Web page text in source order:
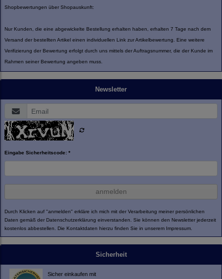
Shopbewertungen über Shopauskunft:
Nur Kunden, die eine abgewickelte Bestellung erhalten haben, erhalten 7 Tage nach dem
Versand der bestellten Artikel einen individuellen Link zur Artikelbewertung. Eine weitere
Verifizierung der Bewertung erfolgt durch uns mittels der Auftragsnummer, die der Kunde im
Rahmen seiner Bewertung angeben muss.
Newsletter
Eingabe Sicherheitscode: *
anmelden
Durch Klicken auf "anmelden" erkläre ich mich mit der Verarbeitung meiner persönlichen
Daten gemäß der Datenschutzerklärung einverstanden. Sie können den Newsletter jederzeit
kostenlos abbestellen. Die Kontaktdaten hierzu finden Sie in unserem Impressum.
Sicherheit
Sicher einkaufen mit